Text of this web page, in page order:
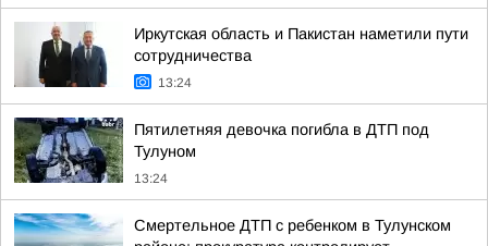
Иркутская область и Пакистан наметили пути
сотрудничества
13:24
Пятилетняя девочка погибла в ДТП под
Тулуном
13:24
Смертельное ДТП с ребенком в Тулунском